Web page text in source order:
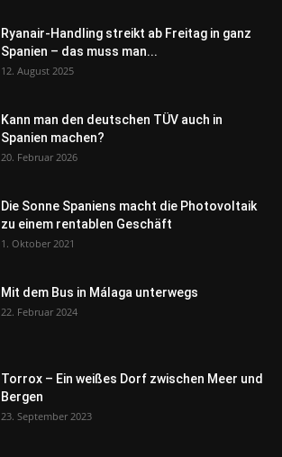
Ryanair-Handling streikt ab Freitag in ganz
Spanien – das muss man...
12. August 2025
Kann man den deutschen TÜV auch in
Spanien machen?
20. Februar 2026
Die Sonne Spaniens macht die Photovoltaik
zu einem rentablen Geschäft
1. Oktober 2021
Mit dem Bus in Málaga unterwegs
22. Februar 2024
Torrox – Ein weißes Dorf zwischen Meer und
Bergen
23. September 2023